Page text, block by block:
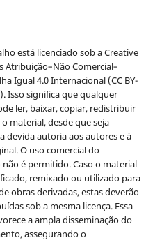
está licenciado sob a Creative
Atribuição–Não Comercial–
Igual 4.0 Internacional (CC BY-
Isso significa que qualquer
ler, baixar, copiar, redistribuir
material, desde que seja
devida autoria aos autores e à
O uso comercial do
é permitido. Caso o material
remixado ou utilizado para
obras derivadas, estas deverão
sob a mesma licença. Essa
a ampla disseminação do
assegurando o